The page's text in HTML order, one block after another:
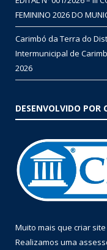
FEMININO 2026 DO
Carimbó da Terra do
Intermunicipal de
2026
DESENVOLVIDO POR
Muito mais que criar site
Realizamos uma